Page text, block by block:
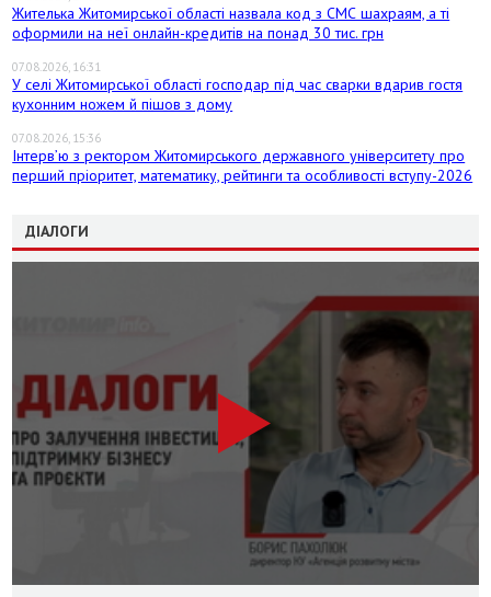
Жителька Житомирської області назвала код з СМС шахраям, а ті
оформили на неї онлайн-кредитів на понад 30 тис. грн
07.08.2026, 16:31
У селі Житомирської області господар під час сварки вдарив гостя
кухонним ножем й пішов з дому
07.08.2026, 15:36
Інтерв’ю з ректором Житомирського державного університету про
перший пріоритет, математику, рейтинги та особливості вступу-2026
ДІАЛОГИ